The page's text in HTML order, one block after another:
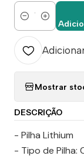
Quantidade
Mostrar
DESCRIÇÃO
- Pilha Lithium
- Tipo de Pilha: